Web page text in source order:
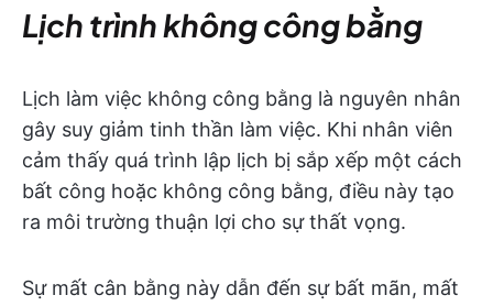
Lịch trình không công bằng
Lịch làm việc không công bằng là nguyên nhân
gây suy giảm tinh thần làm việc. Khi nhân viên
cảm thấy quá trình lập lịch bị sắp xếp một cách
bất công hoặc không công bằng, điều này tạo
ra môi trường thuận lợi cho sự thất vọng.
Sự mất cân bằng này dẫn đến sự bất mãn, mất